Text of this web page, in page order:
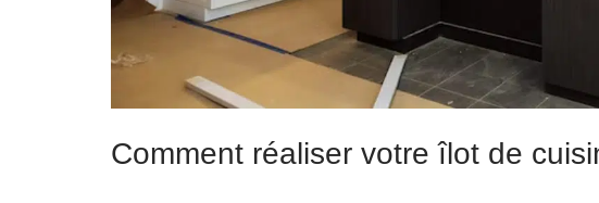
Comment réaliser votre îlot de